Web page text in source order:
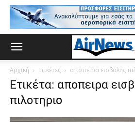
Αρχική Ετικέτες αποπειρα εισβολης
Ετικέτα: αποπειρα
πιλοτηριο